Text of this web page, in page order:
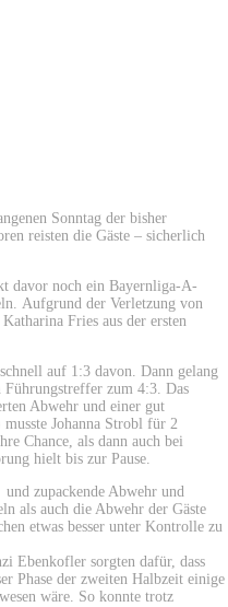
Sonntag der bisher
reisten die Gäste – sicherlich
davor noch ein Bayernliga-A-
Aufgrund der Verletzung von
Fries aus der ersten
auf 1:3 davon. Dann gelang
zum 4:3. Das
Abwehr und einer gut
Johanna Strobl für 2
Chance, als dann auch bei
hielt bis zur Pause.
und zupackende Abwehr und
als auch die Abwehr der Gäste
etwas besser unter Kontrolle zu
Ebenkofler sorgten dafür, dass
Phase der zweiten Halbzeit einige
wäre. So konnte trotz